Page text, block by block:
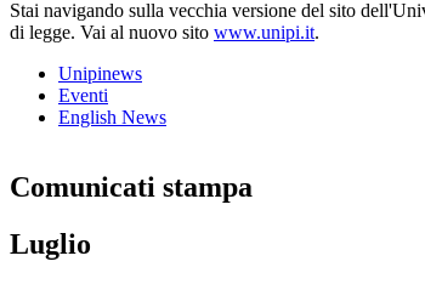
Stai navigando sulla vecchia versione del sito
di legge. Vai al nuovo sito www.unipi.it.
Unipinews
Eventi
English News
Comunicati stampa
Luglio